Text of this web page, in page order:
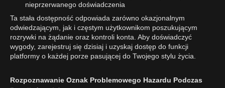
nieprzerwanego doświadczenia
Ta stała dostępność odpowiada zarówno okazjonalnym
odwiedzającym, jak i częstym użytkownikom poszukującym
rozrywki na żądanie oraz kontroli konta. Aby doświadczyć
wygody, zarejestruj się dzisiaj i uzyskaj dostęp do funkcji
platformy o każdej porze pasującej do Twojego stylu życia.
Rozpoznawanie Oznak Problemowego Hazardu Podczas